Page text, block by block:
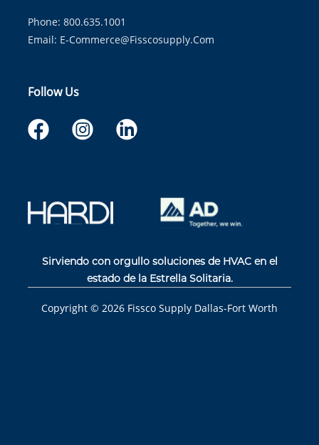
Phone: 800.635.1001
Email: E-Commerce@fisscosupply.com
Follow Us
Sirviendo con orgullo soluciones de HVAC en el
estado de la Estrella Solitaria.
Copyright © 2026 Fissco Supply Dallas-Fort Worth